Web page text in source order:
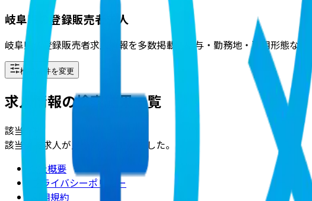
岐阜県の登録販売者求人
岐阜県の登録販売者求人情報を多数掲載。給与・勤務地・雇用形態な
検索条件を変更
求人情報の検索結果一覧
該当
該当する求人が見つかりませんでした。
会社概要
プライバシーポリシー
利用規約